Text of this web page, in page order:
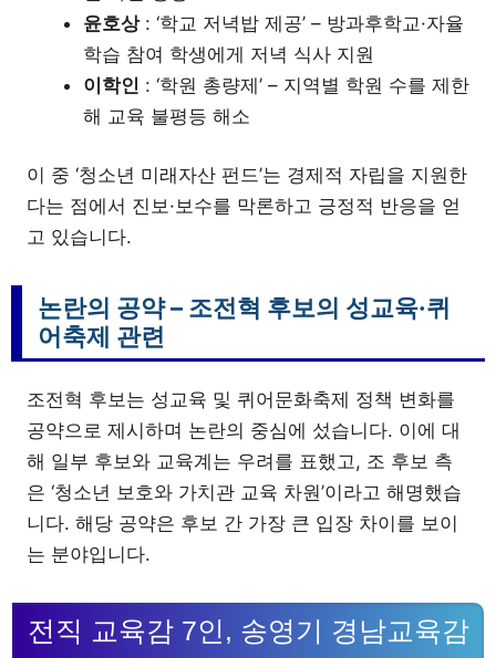
윤호상: ‘학교 저녁밥 제공’ – 방과후학교·자율
학습 참여 학생에게 저녁 식사 지원
이학인 : ‘학원 총량제’ – 지역별 학원 수를 제한
해 교육 불평등 해소
이 중 ‘청소년 미래자산 펀드’는 경제적 자립을 지원한
다는 점에서 진보·보수를 막론하고 긍정적 반응을 얻
고 있습니다.
논란의 공약 – 조전혁 후보의 성교육·퀴
어축제 관련
조전혁 후보는 성교육 및 퀴어문화축제 정책 변화를
공약으로 제시하며 논란의 중심에 섰습니다. 이에 대
해 일부 후보와 교육계는 우려를 표했고, 조 후보 측
은 ‘청소년 보호와 가치관 교육 차원’이라고 해명했습
니다. 해당 공약은 후보 간 가장 큰 입장 차이를 보이
는 분야입니다.
전직 교육감 7인, 송영기 경남교육감